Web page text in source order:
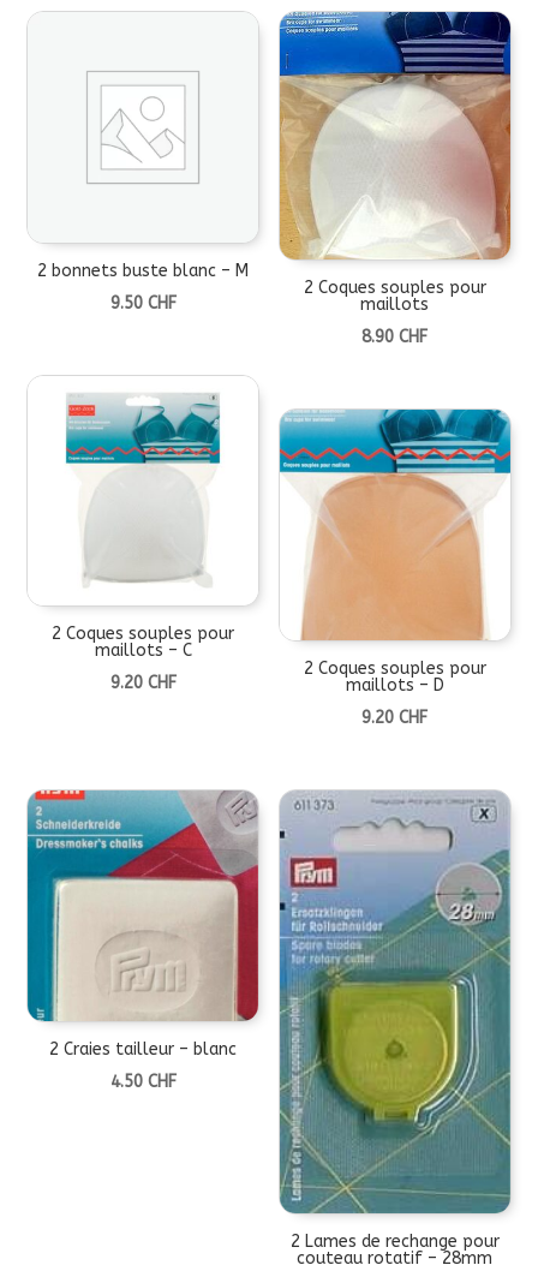
2 bonnets buste blanc – M
9.50 CHF
2 Coques souples pour
maillots
8.90CHF
2 Coques souples pour
maillots – C
9.20 CHF
2 Coques souples pour
maillots – D
9.20CHF
2 Craies tailleur – blanc
4.50 CHF
2 Lames de rechange pour
couteau rotatif – 28mm